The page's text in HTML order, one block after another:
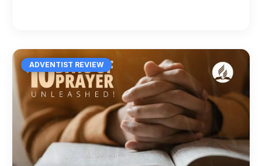
ADVENTIST REVIEW